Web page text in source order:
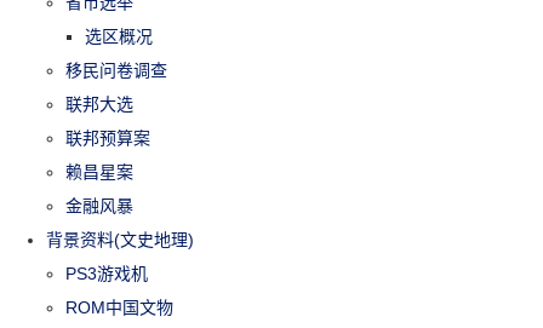
选区概况
移民问卷调查
联邦大选
联邦预算案
赖昌星案
金融风暴
背景资料(文史地理)
PS3游戏机
ROM中国文物